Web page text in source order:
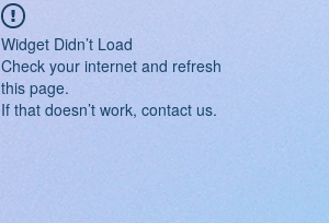
Widget Didn’t Load
Check your internet and refresh
this page.
If that doesn’t work, contact us.